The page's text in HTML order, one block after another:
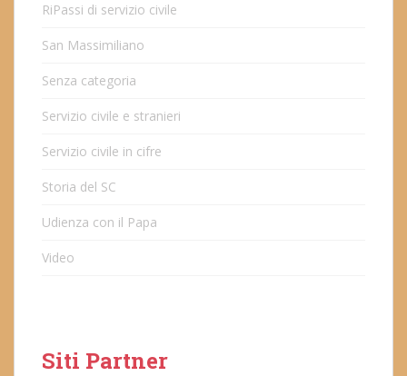
RiPassi di servizio civile
San Massimiliano
Senza categoria
Servizio civile e stranieri
Servizio civile in cifre
Storia del SC
Udienza con il Papa
Video
Siti Partner